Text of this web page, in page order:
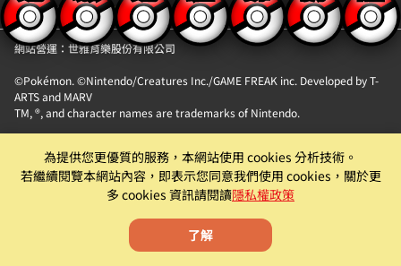
【隱私權政策】 【聯絡我們】
網站營運：世雅育樂股份有限公司
©Pokémon. ©Nintendo/Creatures Inc./GAME FREAK inc. Developed by T-
ARTS and MARV
TM, ®, and character names are trademarks of Nintendo.
自動販賣機』卡片商品販售服務之自動販賣機。
遊戲僅為附屬功能。原廠及代理商均有權就該遊戲為內容調整、更新、優化或
下架等機具營運相關行為。
為提供您更優質的服務，本網站使用 cookies 分析技術。
若繼續閱覽本網站內容，即表示您同意我們使用 cookies，關於更
多 cookies 資訊請閱讀隱私權政策
了解